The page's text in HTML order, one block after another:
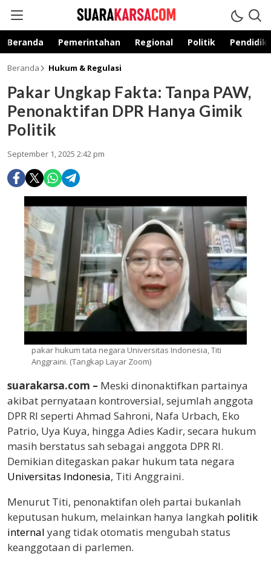
suarakarsa.com
Informasi terpercaya
Beranda Pemerintahan Regional Politik
Beranda Hukum & Regulasi
Pakar Ungkap Fakta: Tanpa PAW,
Penonaktifan DPR Hanya Gimik
Politik
September 1, 2025 2:42 pm
pakar hukum tata negara Universitas Indonesia, Titi
Anggraini. (Tangkap Layar Zoom)
suarakarsa.com – Meski dinonaktifkan partainya
akibat pernyataan kontroversial, sejumlah anggota
DPR RI seperti Ahmad Sahroni, Nafa Urbach, Eko
Patrio, Uya Kuya, hingga Adies Kadir, secara hukum
masih berstatus sah sebagai anggota DPR RI.
Demikian ditegaskan pakar hukum tata negara
Universitas Indonesia, Titi Anggraini.
Menurut Titi, penonaktifan oleh partai bukanlah
keputusan hukum, melainkan hanya langkah politik
internal yang tidak otomatis mengubah status
keanggotaan di parlemen.